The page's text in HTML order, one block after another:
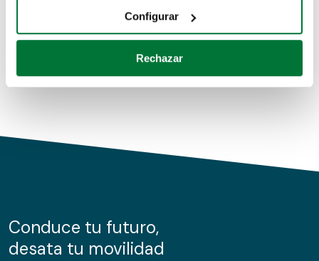
Identificar su dispositivo analizándolo activamente
para buscar características específicas (huellas
Obtenga más información sobre cómo se procesan sus
de cookies.
información sobre el uso que haga del sitio web con
nuestros partners de redes sociales, publicidad y análisis
Configurar
Rechazar
Conduce tu futuro,
desata tu movilidad